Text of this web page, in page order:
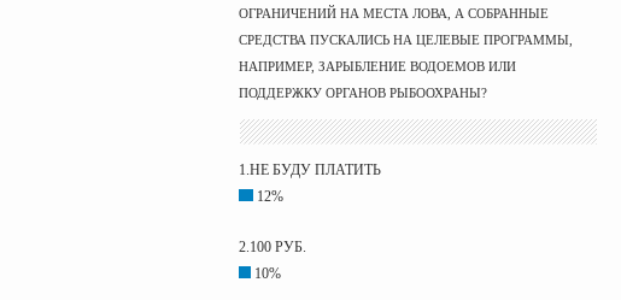
ОГРАНИЧЕНИЙ НА МЕСТА ЛОВА, А СОБРАННЫЕ
СРЕДСТВА ПУСКАЛИСЬ НА ЦЕЛЕВЫЕ ПРОГРАММЫ,
НАПРИМЕР, ЗАРЫБЛЕНИЕ ВОДОЕМОВ ИЛИ
ПОДДЕРЖКУ ОРГАНОВ РЫБООХРАНЫ?
1.НЕ БУДУ ПЛАТИТЬ
12%
2.100 РУБ.
10%